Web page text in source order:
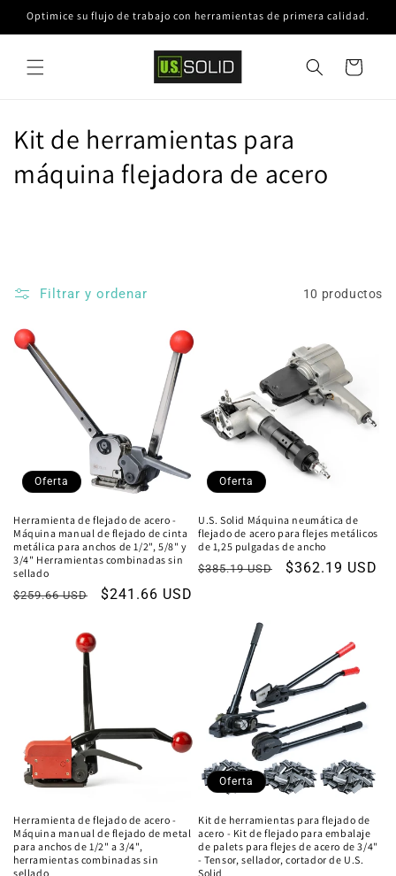
directamente
al contenido
Optimice su flujo de trabajo con herramientas de primera calidad.
Carrito
C
o
c
i
Kit de herramientas para
máquina flejadora de acero
Filtrar y ordenar 10 productos
Oferta
Herramienta de flejado de acero -
Máquina manual de flejado de cinta
metálica para anchos de 1/2", 5/8" y
3/4" Herramientas combinadas sin
sellado
Precio
$259.66 USD
Precio
$241.66 USD
Oferta
U.S. Solid Máquina neumática de
flejado de acero para flejes metálicos
de 1,25 pulgadas de ancho
Precio
$385.19 USD
Precio
$362.19 USD
Herramienta de flejado de acero -
Máquina manual de flejado de metal
para anchos de 1/2" a 3/4",
herramientas combinadas sin
sellado
Oferta
Kit de herramientas para flejado de
acero - Kit de flejado para embalaje
de palets para flejes de acero de 3/4"
- Tensor, sellador, cortador de U.S.
Solid